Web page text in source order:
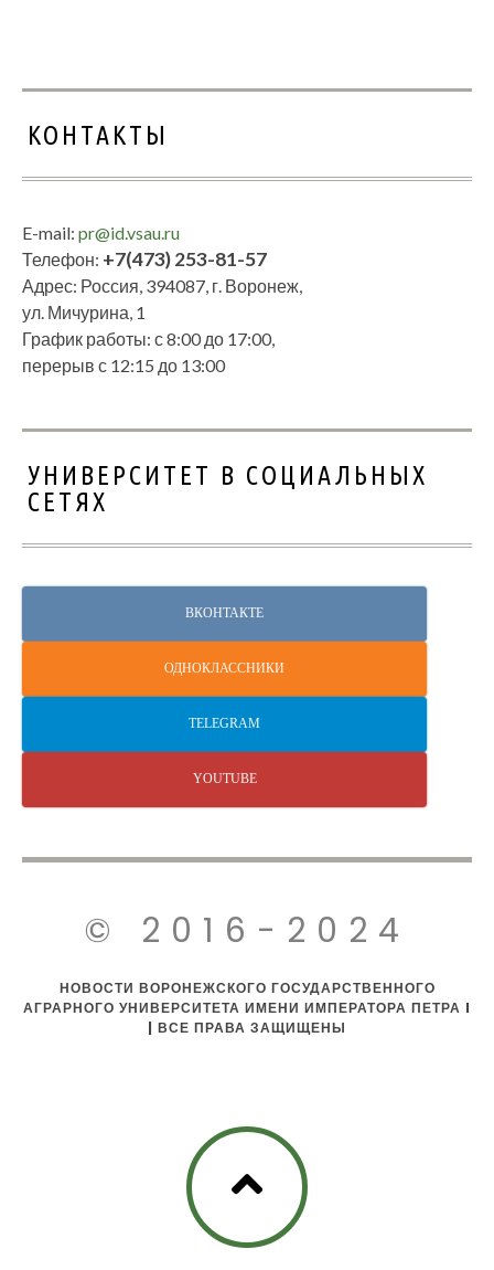
КОНТАКТЫ
E-mail: pr@id.vsau.ru
Телефон: +7(473) 253-81-57
Адрес: Россия, 394087, г. Воронеж,
ул. Мичурина, 1
График работы: с 8:00 до 17:00,
перерыв с 12:15 до 13:00
УНИВЕРСИТЕТ В СОЦИАЛЬНЫХ
СЕТЯХ
ВКОНТАКТЕ
ОДНОКЛАССНИКИ
TELEGRAM
YOUTUBE
© 2016-2024
НОВОСТИ ВОРОНЕЖСКОГО ГОСУДАРСТВЕННОГО
АГРАРНОГО УНИВЕРСИТЕТА ИМЕНИ ИМПЕРАТОРА ПЕТРА I
| ВСЕ ПРАВА ЗАЩИЩЕНЫ